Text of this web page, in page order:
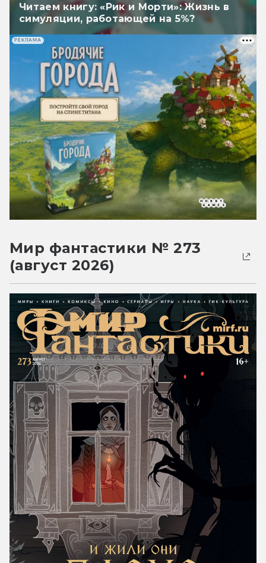
Читаем книгу: «Рик и Морти»: Жизнь в
симуляции, работающей на 5%?
РЕКЛАМА
Мир фантастики № 273
(август 2026)